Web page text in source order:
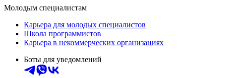
Молодым специалистам
Карьера для молодых специалистов
Школа программистов
Карьера в некоммерческих организациях
Боты для уведомлений